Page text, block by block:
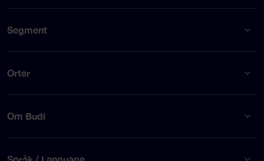
Segment
Orter
Om Budi